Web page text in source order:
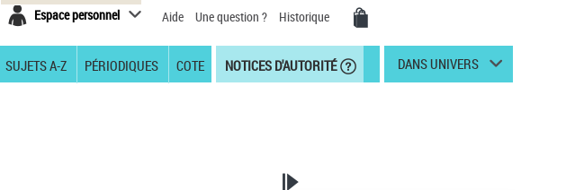
Espace personnel Aide Une question ? Historique
SUJETS A-Z PÉRIODIQUES COTE NOTICES D'AUTORITÉ DANS UNIVERS